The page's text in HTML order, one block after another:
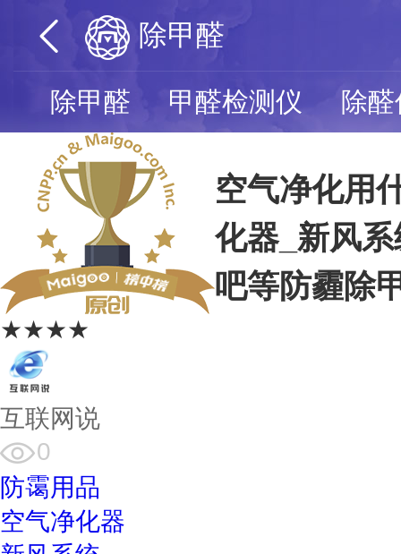
除甲醛
除甲醛 甲醛检测仪 除醛
★★★★
空气净化用
化器_新风
吧等防霾除
互联网说
0
防霭用品
空气净化器